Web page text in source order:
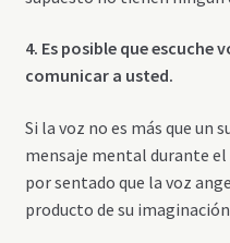
4. Es posible que escuche
comunicar a usted.
Si la voz no es más que un
mensaje mental durante
por sentado que la voz
producto de su